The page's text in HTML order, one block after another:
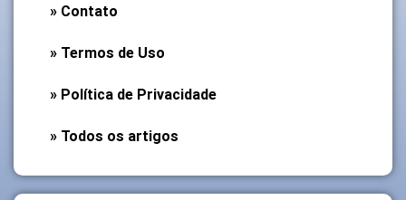
» Contato
» Termos de Uso
» Política de Privacidade
» Todos os artigos